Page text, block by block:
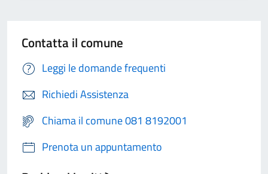
Contatta il comune
Leggi le domande frequenti
Richiedi Assistenza
Chiama il comune 081 8192001
Prenota un appuntamento